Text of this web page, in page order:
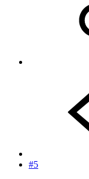
#5